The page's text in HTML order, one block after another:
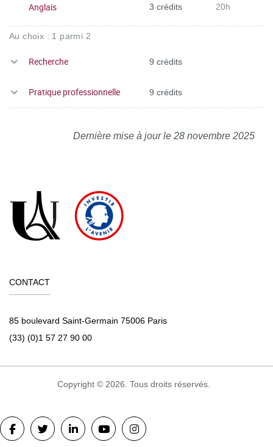
Anglais 3 crédits 20h
Au choix : 1 parmi 2
Recherche 9 crédits
Pratique professionnelle 9 crédits
Dernière mise à jour le 28 novembre 2025
CONTACT
85 boulevard Saint-Germain 75006 Paris
(33) (0)1 57 27 90 00
Copyright © 2026. Tous droits réservés.